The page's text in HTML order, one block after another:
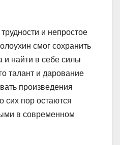
и непростое
смог сохранить
и найти в себе силы
талант и дарование
произведения
сих пор остаются
в современном